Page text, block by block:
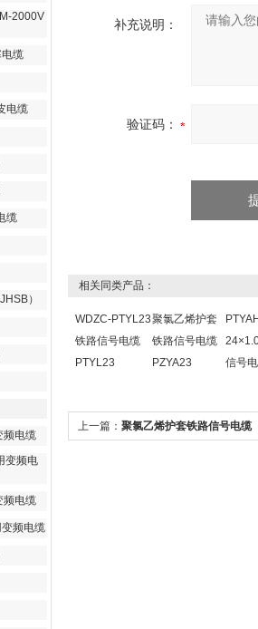
2000V
缆
电缆
缆
）
频电缆
变频电
频电缆
频电缆
补充说明：
验证码：
相关同类产品：
WDZC-PTYL23
铁路信号电缆
PTYL23
聚氯乙烯护套
铁路信号电缆
PZYA23
信号
上一篇： 聚氯乙烯护套铁路信号电缆